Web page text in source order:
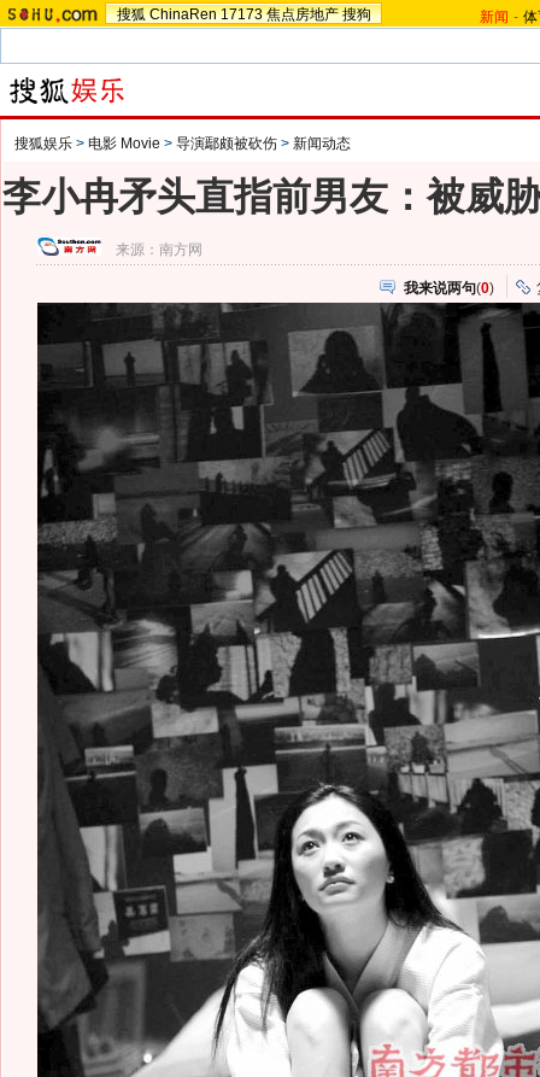
搜狐 ChinaRen 17173 焦点房地产 搜狗 新闻 -
搜狐娱乐 > 电影 Movie > 导演鄢颇被砍伤 > 新闻动态
李小冉矛头直指前男友：被威
来源： 南方网
我来说两句(0)